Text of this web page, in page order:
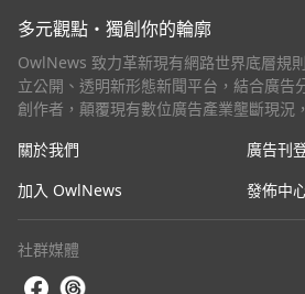
多元觀點・獨創你的輪廓
OwlNews 致力革新現有網路世界底層規
立公開、透明新形態新聞平台，結合廣告
創作者，顛覆現有數位廣告產業壟斷現況
關於我們
廣告刊
加入 OwlNews
發佈中
社群媒體